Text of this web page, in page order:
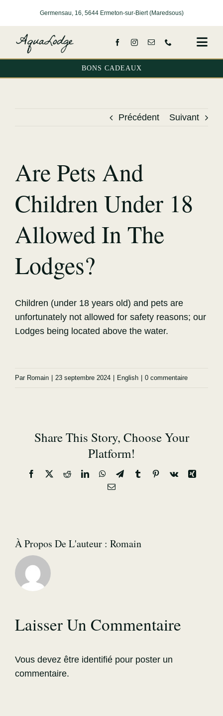
contenu
Germensau, 16, 5644 Ermeton-sur-Biert (Maredsous)
A propos
BONS CADEAUX
Précédent Suivant
Are Pets And
Children Under 18
Allowed In The
Lodges?
Children (under 18 years old) and pets are
unfortunately not allowed for safety reasons; our
Lodges being located above the water.
Par Romain 23 septembre 2024 English 0 commentaire
Share This Story, Choose Your
Platform!
Facebook
X RedditLinkedInWhatsApp
TelegramTumblrPinterest
Vk
Xing
Email
À Propos De L'auteur : Romain
Laisser Un Commentaire
Vous devez être identifié pour poster un
commentaire.